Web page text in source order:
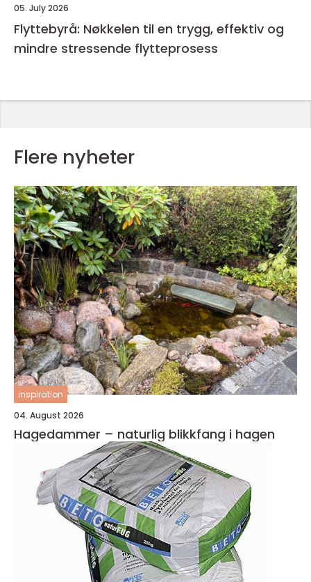
05. July 2026
Flyttebyrå: Nøkkelen til en trygg, effektiv og
mindre stressende flytteprosess
Flere nyheter
inspiration
04. August 2026
Hagedammer – naturlig blikkfang i hagen